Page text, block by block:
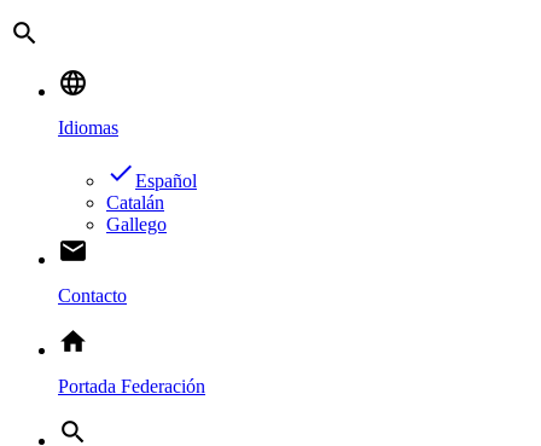
search
language
Idiomas
doneEspañol
Catalán
Gallego
email
Contacto
home
Portada Federación
search